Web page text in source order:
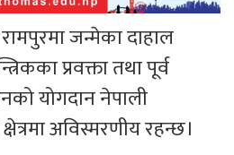
जन्मेका दाहाल
प्रवक्ता तथा पूर्व
योगदान नेपाली
अविस्मरणीय रहन्छ।